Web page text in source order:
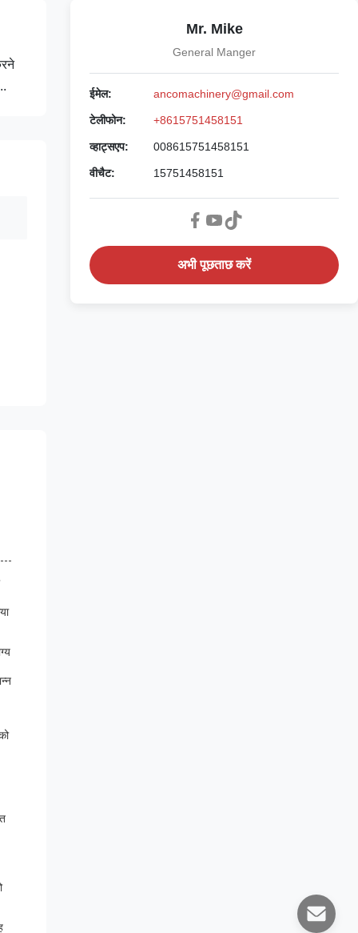
Mr. Mike
General Manger
ईमेल: ancomachinery@gmail.com
टेलीफोन: +8615751458151
व्हाट्सएप: 008615751458151
वीचैट: 15751458151
अभी पूछताछ करें